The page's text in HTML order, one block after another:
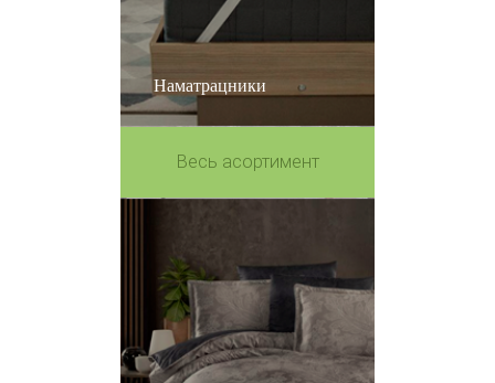
Наматрацники
Весь асортимент